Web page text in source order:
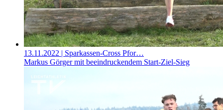
13.11.2022 | Sparkassen-Cross Pfor…
Markus Görger mit beeindruckendem Start-Ziel-Sieg